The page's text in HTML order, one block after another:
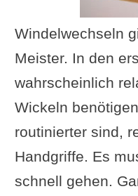
Windelwechseln
Meister. In den
wahrscheinlich
Wickeln
routinierter sind,
Handgriffe. Es
schnell gehen.